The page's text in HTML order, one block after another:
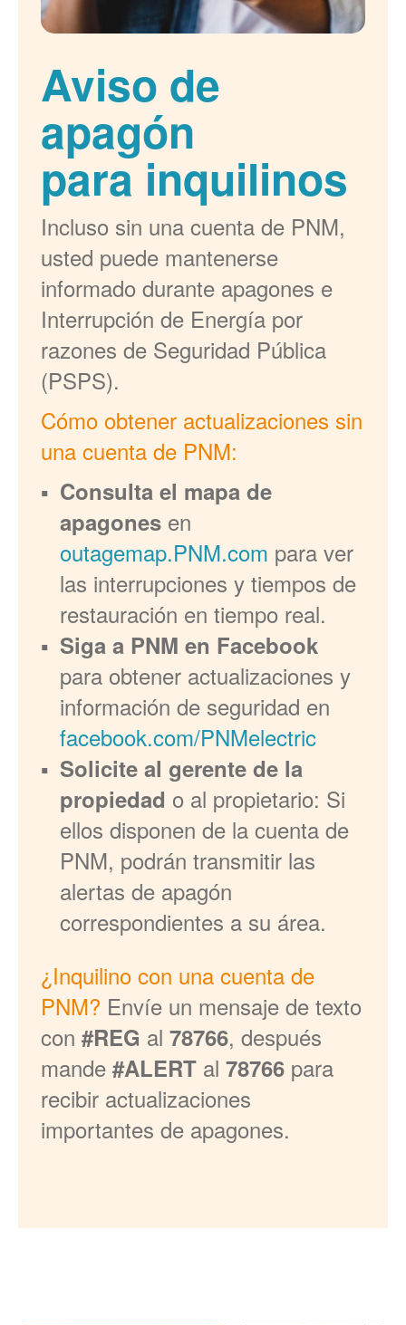
Aviso de
apagón
para inquilinos
Incluso sin una cuenta de PNM,
usted puede mantenerse
informado durante apagones e
Interrupción de Energía por
razones de Seguridad Pública
(PSPS).
Cómo obtener actualizaciones sin
una cuenta de PNM:
Consulta el mapa de
apagones en
outagemap.PNM.com para ver
las interrupciones y tiempos de
restauración en tiempo real.
Siga a PNM en Facebook
para obtener actualizaciones y
información de seguridad en
facebook.com/PNMelectric
Solicite al gerente de la
propiedad o al propietario: Si
ellos disponen de la cuenta de
PNM, podrán transmitir las
alertas de apagón
correspondientes a su área.
¿Inquilino con una cuenta de
PNM? Envíe un mensaje de texto
con #REG al 78766, después
mande #ALERT al 78766 para
recibir actualizaciones
importantes de apagones.